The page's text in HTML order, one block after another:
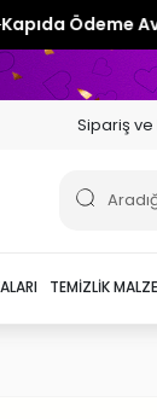
Tüm
Sipariş ve
TEMIZLIK